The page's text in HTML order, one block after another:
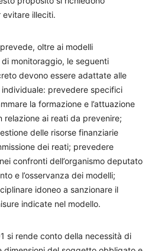
illeciti.
oltre ai modelli
monitoraggio, le seguenti
devono essere adattate alle
prevedere specifici
la formazione e l’attuazione
relazione ai reati da prevenire;
delle risorse finanziarie
dei reati; prevedere
confronti dell’organismo deputato
e l’osservanza dei modelli;
idoneo a sanzionare il
indicate nel modello.
si rende conto della necessità di